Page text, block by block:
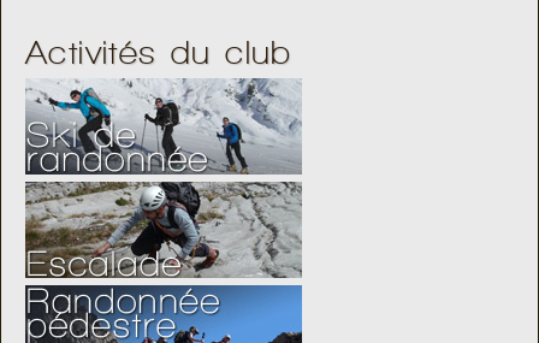
Activités du club